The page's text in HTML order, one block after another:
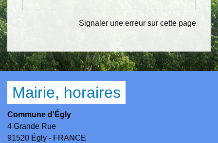
Signaler une erreur sur cette page
Mairie, horaires
Commune d'Égly
4 Grande Rue
91520 Égly - FRANCE